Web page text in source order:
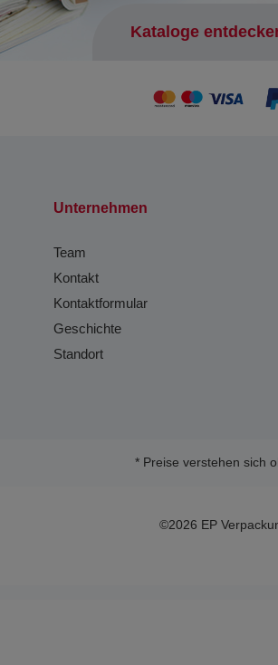
Kataloge
Unternehmen
Team
Kontakt
Kontaktformular
Geschichte
Standort
* Preise verstehen sich
©2026 EP